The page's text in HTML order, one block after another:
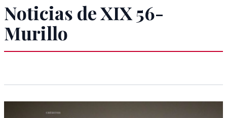
Noticias de XIX 56-
Murillo